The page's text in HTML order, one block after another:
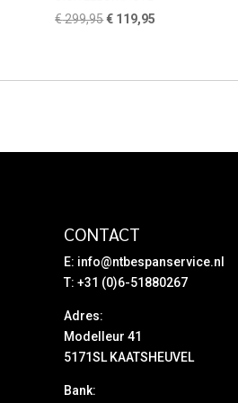
€299,95Oorspronkelijke
€ 119,95
CONTACT
E: info@ntbespanservice.nl
T: +31 (0)6-51880267
Adres:
Modelleur 41
5171SL KAATSHEUVEL
Bank: